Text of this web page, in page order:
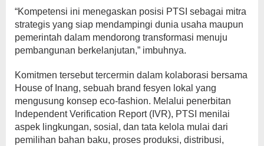
“Kompetensi ini menegaskan posisi PTSI sebagai mitra
strategis yang siap mendampingi dunia usaha maupun
pemerintah dalam mendorong transformasi menuju
pembangunan berkelanjutan,” imbuhnya.
Komitmen tersebut tercermin dalam kolaborasi bersama
House of Inang, sebuah brand fesyen lokal yang
mengusung konsep eco-fashion. Melalui penerbitan
Independent Verification Report (IVR), PTSI menilai
aspek lingkungan, sosial, dan tata kelola mulai dari
pemilihan bahan baku, proses produksi, distribusi,